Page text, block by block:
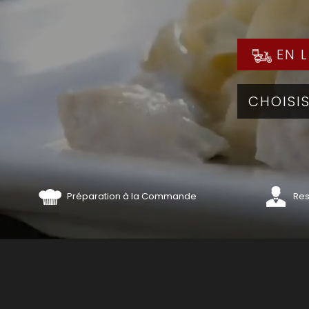
EN
Préparation à la Commande